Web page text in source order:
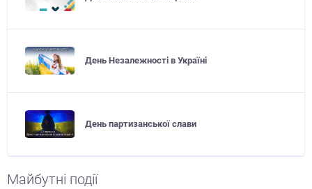
День Незалежності в Україні
День партизанської слави
Майбутні події